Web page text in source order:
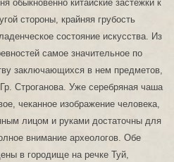
обыкновенно китайские застежки к
стороны, крайняя грубость
состояние искусства. Из
самое значительное по
заключающихся в нем предметов,
Строганова. Уже серебряная чаша
чеканное изображение человека,
лицом и руками достаточны для
внимание археологов. Обе
в городище на речке Туй,